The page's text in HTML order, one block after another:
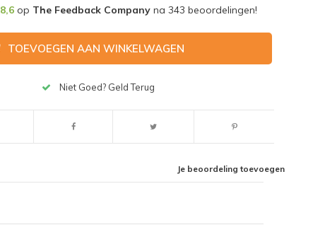
8,6op The Feedback Companyna 343 beoordelingen!
TOEVOEGEN AAN WINKELWAGEN
Niet Goed? Geld Terug
Je beoordeling toevoegen